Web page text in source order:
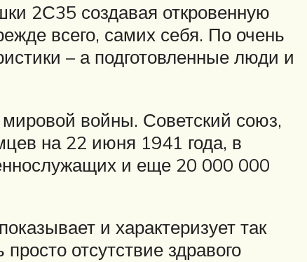
2С35 создавая откровенную
всего, самих себя. По очень
– а подготовленные люди и
войны. Советский союз,
на 22 июня 1941 года, в
и еще 20 000 000
и характеризует так
отсутствие здравого